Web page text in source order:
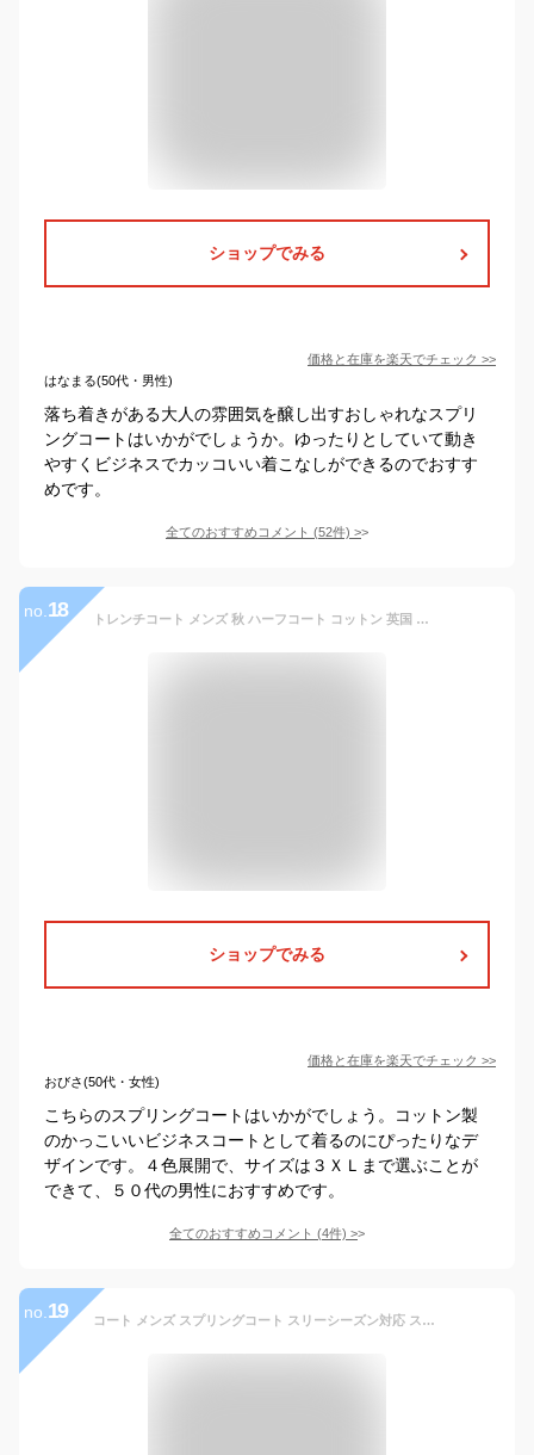
ショップでみる
価格と在庫を楽天でチェック >>
はなまる(50代・男性)
落ち着きがある大人の雰囲気を醸し出すおしゃれなスプリ
ングコートはいかがでしょうか。ゆったりとしていて動き
やすくビジネスでカッコいい着こなしができるのでおすす
めです。
全てのおすすめコメント (52件) >
no. 18 トレンチコート メンズ 秋 ハーフコート コットン 英国 ピーコート ウール ショート 50代 春 40代 ファー ロング スプリングコート ビジネス ブランド 冬 ロングコート ステンカラーコート 20代 ジャケット チェスターコート 大きいサイズ ランキング ブランド tps-701
ショップでみる
価格と在庫を楽天でチェック >>
おびさ(50代・女性)
こちらのスプリングコートはいかがでしょう。コットン製
のかっこいいビジネスコートとして着るのにぴったりなデ
ザインです。４色展開で、サイズは３ＸＬまで選ぶことが
できて、５０代の男性におすすめです。
全てのおすすめコメント (4件) >
no. 19 コート メンズ スプリングコート スリーシーズン対応 ステンカラー 撥水加工 ライナー付き 軽量 秋冬春 40代 50代 60代 ビジネスコート スーツ対応 通勤 就活